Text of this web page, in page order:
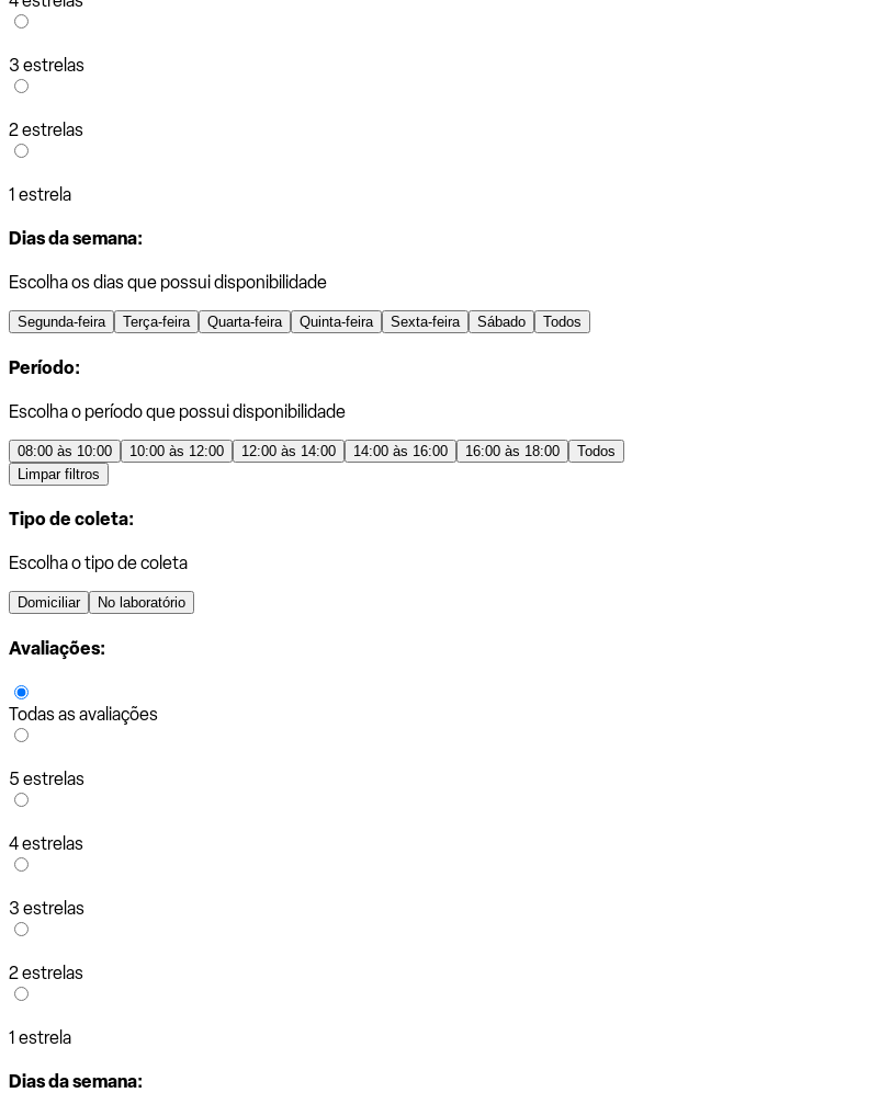
3 estrelas
2 estrelas
1 estrela
Dias da semana:
Escolha os dias que possui disponibilidade
Segunda-feira Terça-feira Quarta-feira Quinta-feira Sexta-feira Sábado Todos
Período:
Escolha o período que possui disponibilidade
08:00 às 10:00 10:00 às 12:00 12:00 às 14:00 14:00 às 16:00 16:00 às 18:00
Todos
Limpar filtros
Tipo de coleta:
Escolha o tipo de coleta
Domiciliar No laboratório
Avaliações:
Todas as avaliações
5 estrelas
4 estrelas
3 estrelas
2 estrelas
1 estrela
Dias da semana: